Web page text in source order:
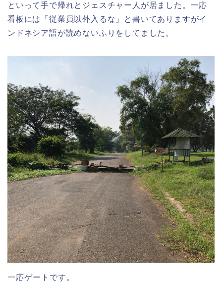
といって手で帰れとジェスチャー人が居ました。一応
看板には「従業員以外入るな」と書いてありますがイ
ンドネシア語が読めないふりをしてました。
一応ゲートです。